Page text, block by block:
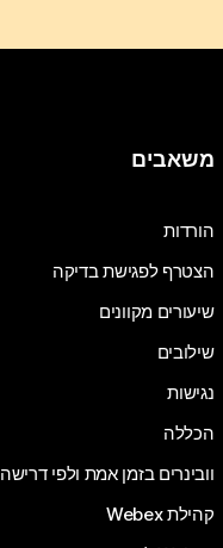
משאבים
הורדות
הצטרף לפגישת בדיקה
שיעורים מקוונים
שילובים
נגישות
הכללה
וובינרים בזמן אמת ולפי דרישה
קהילת Webex